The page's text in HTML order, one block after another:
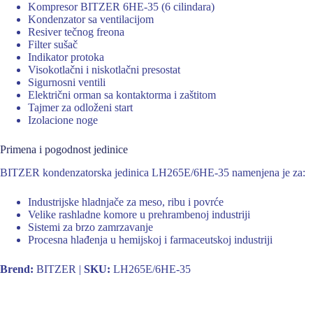
Kompresor BITZER 6HE-35 (6 cilindara)
Kondenzator sa ventilacijom
Resiver tečnog freona
Filter sušač
Indikator protoka
Visokotlačni i niskotlačni presostat
Sigurnosni ventili
Električni orman sa kontaktorma i zaštitom
Tajmer za odloženi start
Izolacione noge
Primena i pogodnost jedinice
BITZER kondenzatorska jedinica LH265E/6HE-35 namenjena je za:
Industrijske hladnjače za meso, ribu i povrće
Velike rashladne komore u prehrambenoj industriji
Sistemi za brzo zamrzavanje
Procesna hlađenja u hemijskoj i farmaceutskoj industriji
Brend: BITZER | SKU: LH265E/6HE-35